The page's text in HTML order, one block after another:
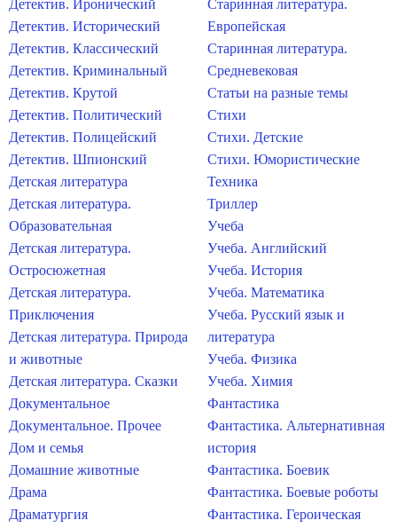
Детектив. Иронический
Детектив. Исторический
Детектив. Классический
Детектив. Криминальный
Детектив. Крутой
Детектив. Политический
Детектив. Полицейский
Детектив. Шпионский
Детская литература
Детская литература.
Образовательная
Детская литература.
Остросюжетная
Детская литература.
Приключения
Детская литература. Природа
и животные
Детская литература. Сказки
Документальное
Документальное. Прочее
Дом и семья
Домашние животные
Драма
Драматургия
Старинная литература.
Европейская
Старинная литература.
Средневековая
Статьи на разные темы
Стихи
Стихи. Детские
Стихи. Юмористические
Техника
Триллер
Учеба
Учеба. Английский
Учеба. История
Учеба. Математика
Учеба. Русский язык и
литература
Учеба. Физика
Учеба. Химия
Фантастика
Фантастика. Альтернативная
история
Фантастика. Боевик
Фантастика. Боевые роботы
Фантастика. Героическая